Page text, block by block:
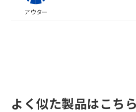
アウター
よく似た製品はこちら